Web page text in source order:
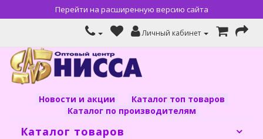
Перейти на расширенную версию сайта
Личный кабинет
Новости и акции
Каталог топ товаров
Каталог по производителям
Каталог товаров